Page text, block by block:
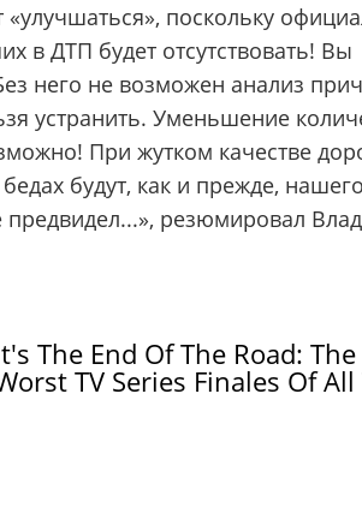
«улучшаться», поскольку
в ДТП будет отсутствовать! Вы
него не возможен анализ
устранить. Уменьшение
При жутком качестве
будут, как и прежде,
предвидел...», резюмировал
The End Of The Road: The
TV Series Finales Of